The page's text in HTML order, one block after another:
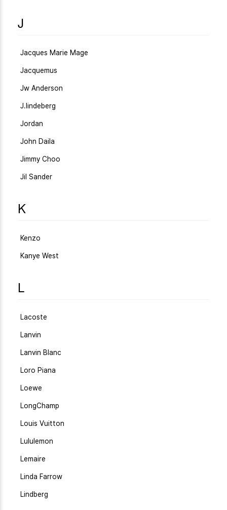
J
Jacques Marie Mage
Jacquemus
Jw Anderson
J.lindeberg
Jordan
John Daila
Jimmy Choo
Jil Sander
K
Kenzo
Kanye West
L
Lacoste
Lanvin
Lanvin Blanc
Loro Piana
Loewe
LongChamp
Louis Vuitton
Lululemon
Lemaire
Linda Farrow
Lindberg